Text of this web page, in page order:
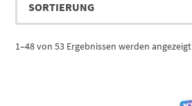
1–48 von 53 Ergebnissen werden angezeigt